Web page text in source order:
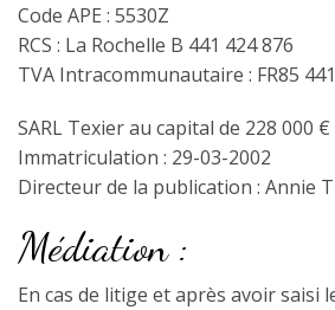
Code APE : 5530Z
RCS : La Rochelle B 441 424 876
TVA Intracommunautaire : FR85
SARL Texier au capital de 228 000 €
Immatriculation : 29-03-2002
Directeur de la publication : Annie
Médiation :
En cas de litige et après avoir saisi